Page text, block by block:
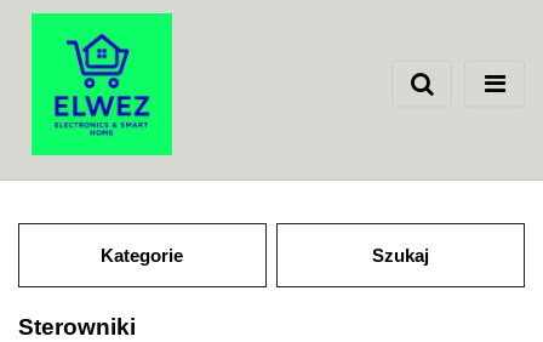
Zgody cookies
Kategorie Szukaj
Sterowniki